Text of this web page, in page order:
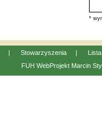
*
| Stowarzyszenia |
FUH WebProjektMarcin